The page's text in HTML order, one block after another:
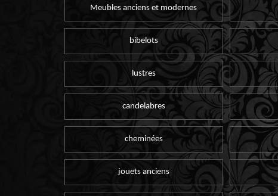
Meubles anciens et modernes
bibelots
lustres
candelabres
cheminées
jouets anciens